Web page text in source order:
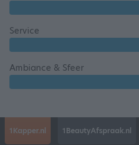
Service
Ambiance & Sfeer
1Kapper.nl 1BeautyAfspraak.nl